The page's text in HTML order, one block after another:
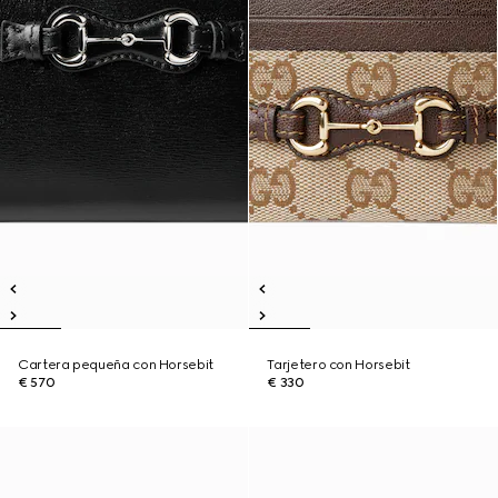
Cartera pequeña con Horsebit
€ 570
Tarjetero con Horsebit
€ 330